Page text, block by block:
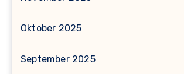
Oktober 2025
September 2025